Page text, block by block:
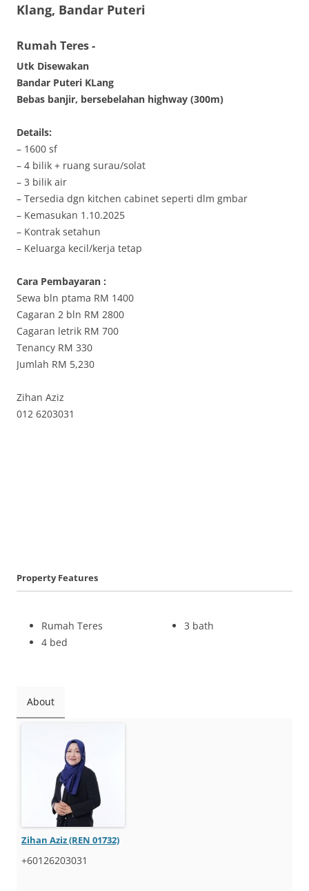
Klang, Bandar Puteri
Rumah Teres-
Utk Disewakan
Bandar Puteri KLang
Bebas banjir, bersebelahan highway (300m)
Details:
– 1600 sf
– 4 bilik + ruang surau/solat
– 3 bilik air
– Tersedia dgn kitchen cabinet seperti dlm gmbar
– Kemasukan 1.10.2025
– Kontrak setahun
– Keluarga kecil/kerja tetap
Cara Pembayaran :
Sewa bln ptama RM 1400
Cagaran 2 bln RM 2800
Cagaran letrik RM 700
Tenancy RM 330
Jumlah RM 5,230
Zihan Aziz
012 6203031
Property Features
Rumah Teres
4 bed
3 bath
About
Zihan Aziz (REN 01732)
+60126203031